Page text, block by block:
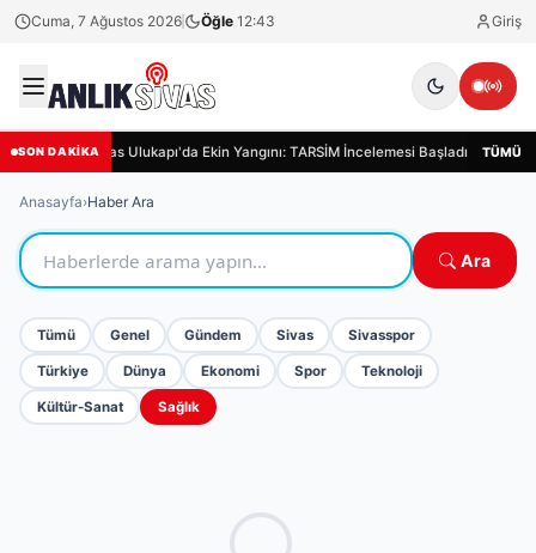
Cuma, 7 Ağustos 2026 Öğle 12:43 Giriş
SON DAKİKASivas Ulukapı'da Ekin Yangını: TARSİM İncelemesi Başladı TÜMÜ
Anasayfa›Haber Ara
Ara
Tümü Genel Gündem Sivas Sivasspor
Türkiye Dünya Ekonomi Spor Teknoloji
Kültür-Sanat Sağlık